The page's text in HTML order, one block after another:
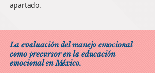
apartado.
La evaluación del manejo emocional
como precursor en la educación
emocional en México.